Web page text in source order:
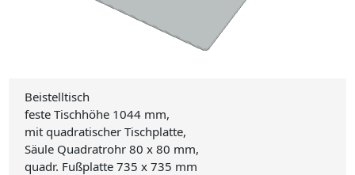
Beistelltisch
feste Tischhöhe 1044 mm,
mit quadratischer Tischplatte,
Säule Quadratrohr 80 x 80 mm,
quadr. Fußplatte 735 x 735 mm